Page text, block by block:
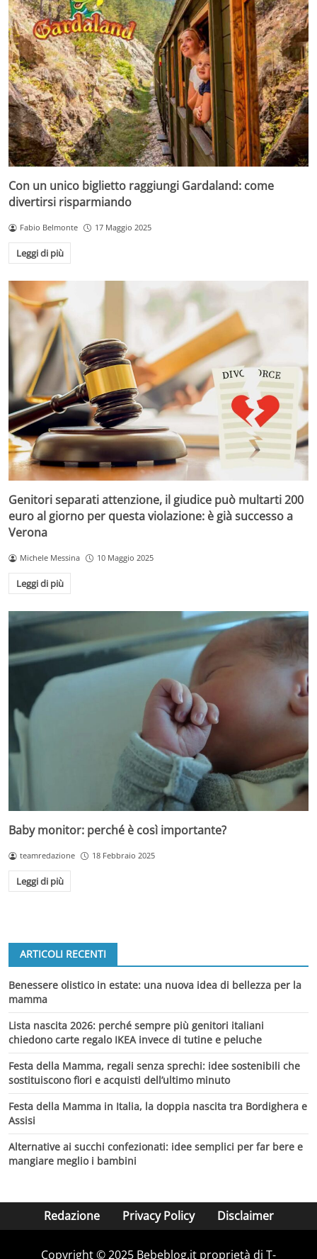
Con un unico biglietto raggiungi Gardaland: come
divertirsi risparmiando
Fabio Belmonte 17 Maggio 2025
Leggi di più
Genitori separati attenzione, il giudice può multarti 200
euro al giorno per questa violazione: è già successo a
Verona
Michele Messina 10 Maggio 2025
Leggi di più
Baby monitor: perché è così importante?
teamredazione 18 Febbraio 2025
Leggi di più
ARTICOLI RECENTI
Benessere olistico in estate: una nuova idea di bellezza per la
mamma
Lista nascita 2026: perché sempre più genitori italiani
chiedono carte regalo IKEA invece di tutine e peluche
Festa della Mamma, regali senza sprechi: idee sostenibili che
sostituiscono fiori e acquisti dell’ultimo minuto
Festa della Mamma in Italia, la doppia nascita tra Bordighera e
Assisi
Alternative ai succhi confezionati: idee semplici per far bere e
mangiare meglio i bambini
Redazione Privacy Policy Disclaimer
Copyright © 2025 Bebeblog.it proprietà di T-